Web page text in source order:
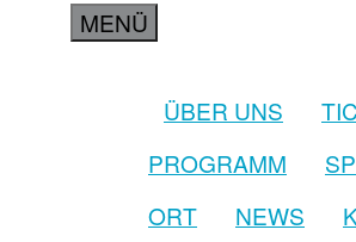
MENÜ
ÜBER UNS
PROGRAMM
ORT
NEWS